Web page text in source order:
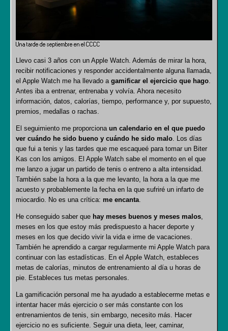
Una tarde de septiembre en el CCCC
Llevo casi 3 años con un Apple Watch. Además de mirar la hora,
recibir notificaciones y responder accidentalmente alguna llamada,
el Apple Watch me ha llevado a gamificar el ejercicio que hago.
Antes iba a entrenar, entrenaba y volvía. Ahora necesito
información, datos, calorías, tiempo, performance y, por supuesto,
premios, medallas o rachas.
El seguimiento me proporciona un calendario en el que puedo
ver cuándo he sido bueno y cuándo he sido malo. Los días
que fui a tenis y las tardes que me escaqueé para tomar un Biter
Kas con los amigos. El Apple Watch sabe el momento en el que
me lanzo a jugar un partido de tenis o entreno a alta intensidad.
También sabe la hora a la que me levanto, la hora a la que me
acuesto y probablemente la fecha en la que sufriré un infarto de
miocardio. No es una crítica: me encanta.
He conseguido saber que hay meses buenos y meses malos,
meses en los que estoy más predispuesto a hacer deporte y
meses en los que decido vivir la vida e irme de vacaciones.
También he aprendido a cargar regularmente mi Apple Watch para
continuar con las estadísticas. En el Apple Watch, estableces
metas de calorías, minutos de entrenamiento al día u horas de
pie. Estableces tus metas personales.
La gamificación personal me ha ayudado a establecerme metas e
intentar hacer más ejercicio o ser más constante con los
entrenamientos de tenis, sin embargo, necesito más. Hacer
ejercicio no es suficiente. Seguir una dieta, leer, caminar,